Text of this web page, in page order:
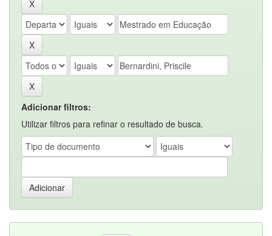
Adicionar filtros:
Utilizar filtros para refinar o resultado de busca.